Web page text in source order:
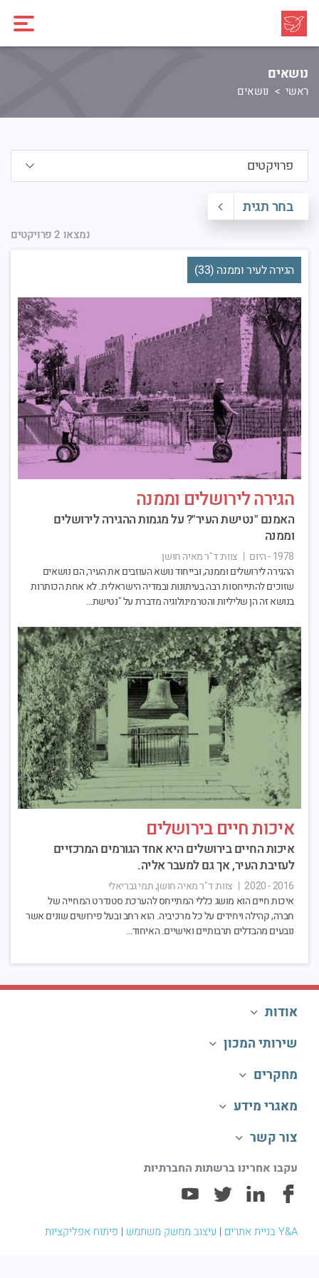
נושאים
ראשי נושאים
בחר תגית
נמצאו 2 פרויקטים
הגירה לעיר וממנה (33)
הגירה לירושלים וממנה
האמנם "נטישת העיר"? על מגמות ההגירה לירושלים
וממנה
1978 - היום | צוות:ד"ר מאיה חושן
ההגירה לירושלים וממנה, ובייחוד נושא העוזבים את העיר, הם נושאים
שזוכים להתייחסות רבה בעיתונות ובמדיה הישראלית. לא אחת הכותרות
בנושא זה הן שליליות והטרמינולוגיה מדברת על "נטישת…
איכות חיים בירושלים
איכות החיים בירושלים היא אחד הגורמים המרכזיים
לעזיבת העיר, אך גם למעבר אליה.
2016 - 2020
| צוות:ד"ר מאיה חושן, תמי גבריאלי
איכות חיים הוא מושג כללי המתייחס להערכת סטנדרט המחייה של
חברה, קהילה ויחידים על כל מרכיביה. הוא רחב ובעל פירושים שונים אשר
נובעים מהבדלים תרבותיים ואישיים. האיחוד…
אודות
שירותי המכון
מחקרים
מאגרי מידע
צור קשר
עקבו אחרינו ברשתות החברתיות
Y&A בניית אתרים | עיצוב ממשק משתמש | פיתוח אפליקציות